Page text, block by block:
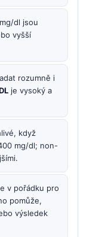
dl jsou
vyšší
rozumně i
je vysoký a
když
mg/dl; non-
v pořádku pro
pomůže,
výsledek